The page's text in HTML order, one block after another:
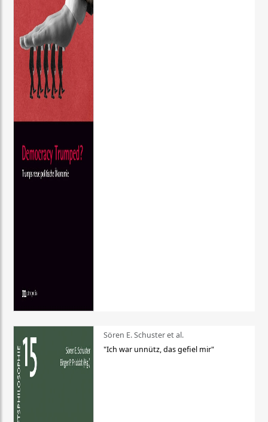
Sören E. Schuster et al.
"Ich war unnütz, das gefiel mir"